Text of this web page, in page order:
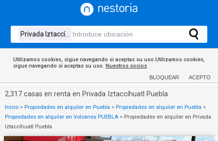
Utilizamos cookies, sigue navegando si aceptas su uso.Utilizamos cookies,
sigue navegando si aceptas su uso. Nuestros socios
BLOQUEAR ACEPTO
2,317 casas en renta en Privada Iztaccíhuatl Puebla
Inicio > Propiedades en alquiler en Puebla > Propiedades en alquiler en Puebla >
Propiedades en alquiler en Volcanes PUEBLA > Propiedades en alquiler en Privada
Iztaccíhuatl Puebla